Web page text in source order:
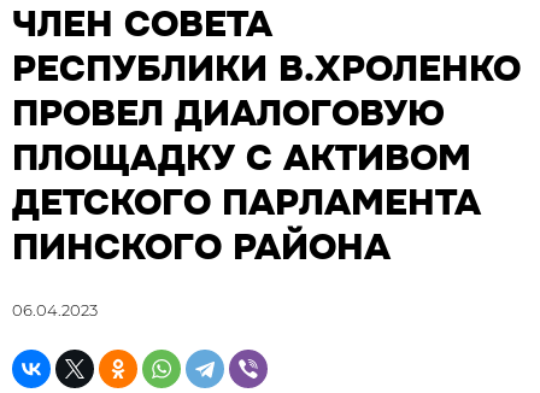
ЧЛЕН СОВЕТА
РЕСПУБЛИКИ В.ХРОЛЕНКО
ПРОВЕЛ ДИАЛОГОВУЮ
ПЛОЩАДКУ С АКТИВОМ
ДЕТСКОГО ПАРЛАМЕНТА
ПИНСКОГО РАЙОНА
06.04.2023